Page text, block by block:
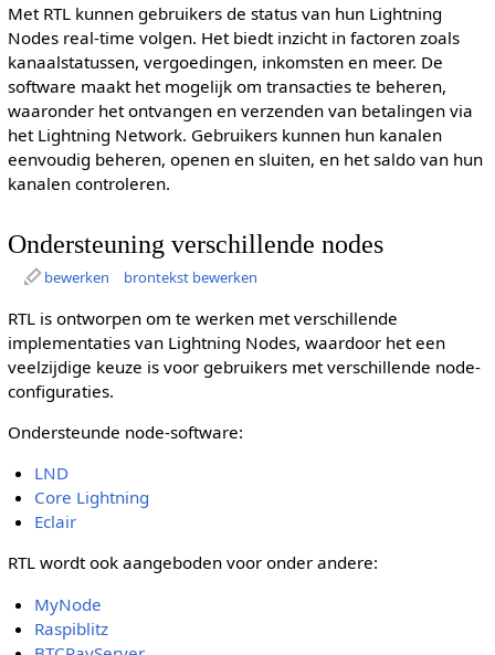
Met RTL kunnen gebruikers de status van hun Lightning
Nodes real-time volgen. Het biedt inzicht in factoren zoals
kanaalstatussen, vergoedingen, inkomsten en meer. De
software maakt het mogelijk om transacties te beheren,
waaronder het ontvangen en verzenden van betalingen via
het Lightning Network. Gebruikers kunnen hun kanalen
eenvoudig beheren, openen en sluiten, en het saldo van hun
kanalen controleren.
Ondersteuning verschillende nodes
bewerken brontekst bewerken
RTL is ontworpen om te werken met verschillende
implementaties van Lightning Nodes, waardoor het een
veelzijdige keuze is voor gebruikers met verschillende node-
configuraties.
Ondersteunde node-software:
LND
Core Lightning
Eclair
RTL wordt ook aangeboden voor onder andere:
MyNode
Raspiblitz